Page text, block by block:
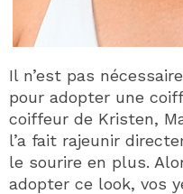
Il n’est pas
pour adopter une
coiffeur de Kristen,
l’a fait rajeunir
le sourire en plus.
adopter ce look, vos